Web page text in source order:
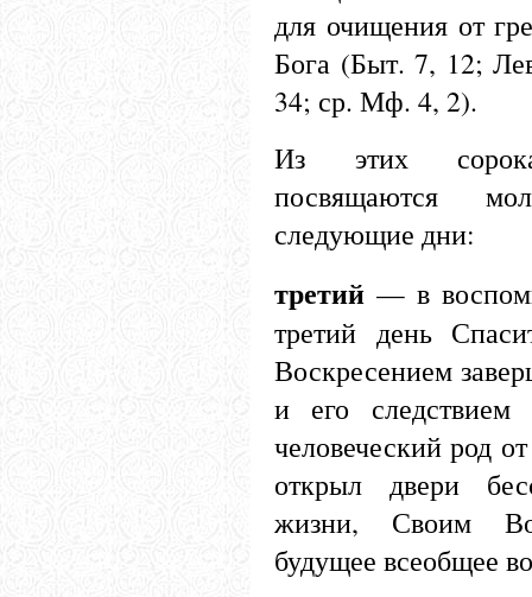
для очищения от
Бога (Быт. 7, 12;
34; ср. Мф. 4, 2).
Из этих
посвящаются
следующие дни:
третий — в
третий день
Воскресением
и его
человеческий род
открыл двери
жизни, Своим
будущее всеобщее